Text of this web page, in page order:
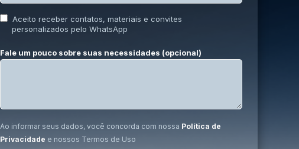
Ao informar seus dados, você concorda com nossa Política de
Privacidade e nossos Termos de Uso
Aceito receber contatos, materiais e convites
personalizados pelo WhatsApp
Fale um pouco sobre suas necessidades (opcional)